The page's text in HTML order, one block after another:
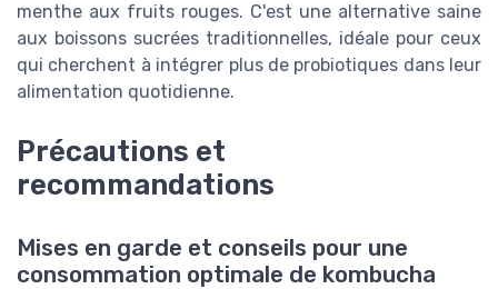
menthe aux fruits rouges. C'est une alternative saine
aux boissons sucrées traditionnelles, idéale pour ceux
qui cherchent à intégrer plus de probiotiques dans leur
alimentation quotidienne.
Précautions et
recommandations
Mises en garde et conseils pour une
consommation optimale de kombucha